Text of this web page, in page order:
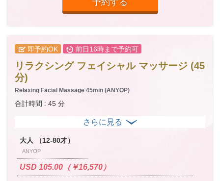
予約する
即予約OK 前日16時まで予約可
リラクシング フェイシャル マッサージ (45
分)
Relaxing Facial Massage 45min (ANYOP)
合計時間 : 45 分
大人 （12-80才）
ANYOP
USD 105.00（￥16,570）